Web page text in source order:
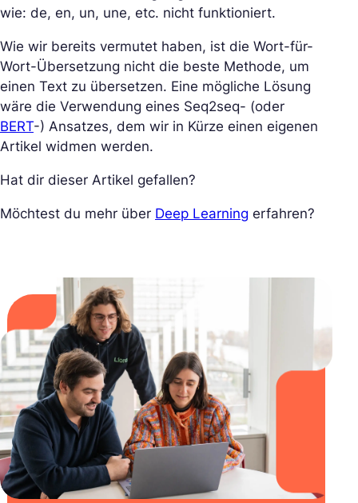
wie: de, en, un, une, etc. nicht funktioniert.
Wie wir bereits vermutet haben, ist die Wort-für-
Wort-Übersetzung nicht die beste Methode, um
einen Text zu übersetzen. Eine mögliche Lösung
wäre die Verwendung eines Seq2seq- (oder
BERT-) Ansatzes, dem wir in Kürze einen eigenen
Artikel widmen werden.
Hat dir dieser Artikel gefallen?
Möchtest du mehr über Deep Learning erfahren?